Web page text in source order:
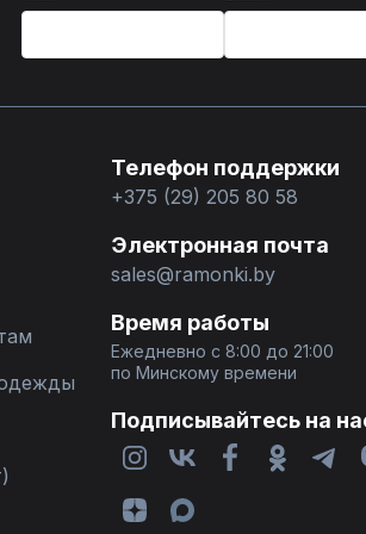
Телефон поддержки
+375 (29) 205 80 58
Электронная почта
sales@ramonki.by
Время работы
Ежедневно с 8:00 до 21:00
по Минскому времени
Подписывайтесь на